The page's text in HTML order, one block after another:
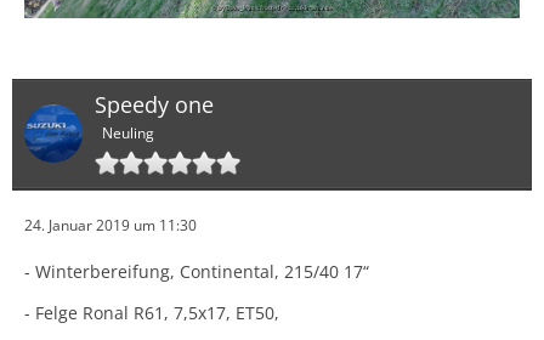
Speedy one
Neuling
24. Januar 2019 um 11:30
- Winterbereifung, Continental, 215/40 17“
- Felge Ronal R61, 7,5x17, ET50,